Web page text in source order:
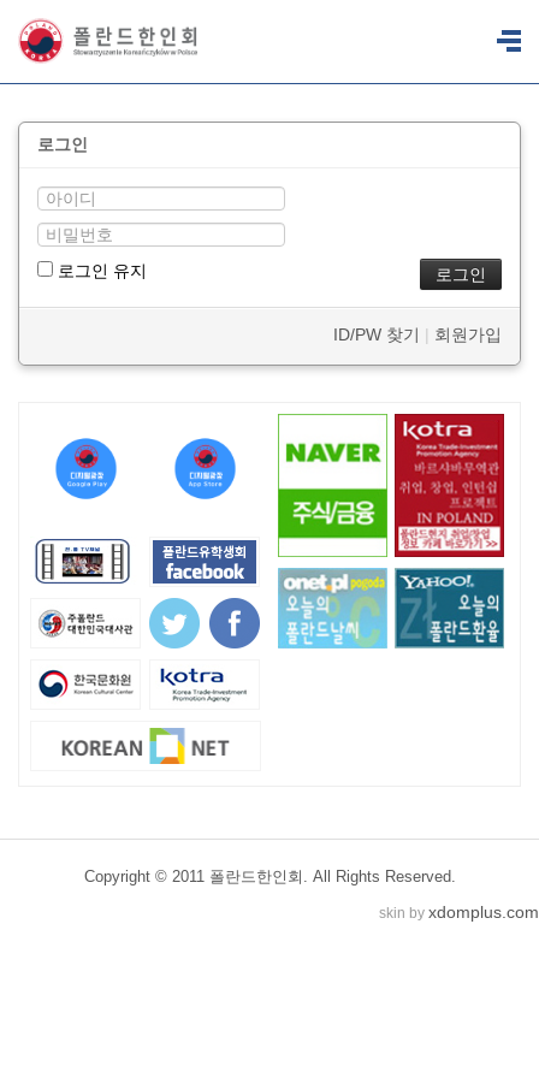
로그인
로그인 유지
ID/PW 찾기 | 회원가입
Copyright © 2011 폴란드한인회. All Rights Reserved.
skin by xdomplus.com